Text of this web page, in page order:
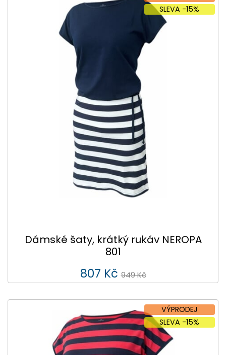
SLEVA -15%
Dámské šaty, krátký rukáv NEROPA
801
807 Kč 949 Kč
VÝPRODEJ
SLEVA -15%